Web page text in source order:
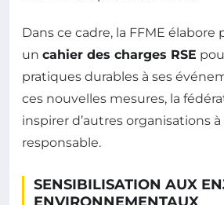
Dans ce cadre, la FFME
un cahier des charges RSE
pratiques durables à ses
ces nouvelles mesures, la
inspirer d’autres organisations
responsable.
SENSIBILISATION AUX